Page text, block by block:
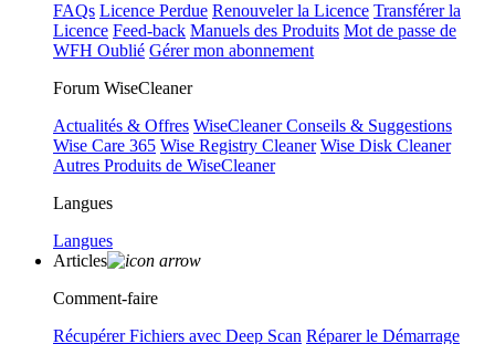
FAQs Licence Perdue Renouveler la Licence Transférer la
Licence Feed-back Manuels des Produits Mot de passe de
WFH Oublié Gérer mon abonnement
Forum WiseCleaner
Actualités & Offres WiseCleaner Conseils & Suggestions
Wise Care 365 Wise Registry Cleaner Wise Disk Cleaner
Autres Produits de WiseCleaner
Langues
Langues
Articles
Comment-faire
Récupérer Fichiers avec Deep Scan Réparer le Démarrage